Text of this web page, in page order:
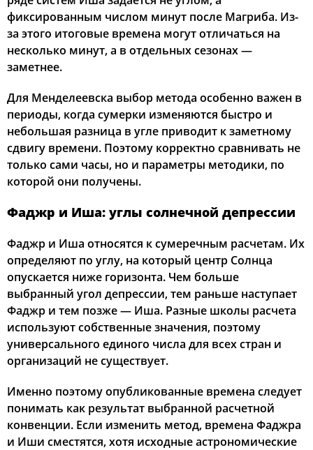
фиксированным числом минут после Магриба. Из-
за этого итоговые времена могут отличаться на
несколько минут, а в отдельных сезонах —
заметнее.
Для Менделеевска выбор метода особенно важен в
периоды, когда сумерки изменяются быстро и
небольшая разница в угле приводит к заметному
сдвигу времени. Поэтому корректно сравнивать не
только сами часы, но и параметры методики, по
которой они получены.
Фаджр и Иша: углы солнечной депрессии
Фаджр и Иша относятся к сумеречным расчетам. Их
определяют по углу, на который центр Солнца
опускается ниже горизонта. Чем больше
выбранный угол депрессии, тем раньше наступает
Фаджр и тем позже — Иша. Разные школы расчета
используют собственные значения, поэтому
универсального единого числа для всех стран и
организаций не существует.
Именно поэтому опубликованные времена следует
понимать как результат выбранной расчетной
конвенции. Если изменить метод, времена Фаджра
и Иши сместятся, хотя исходные астрономические